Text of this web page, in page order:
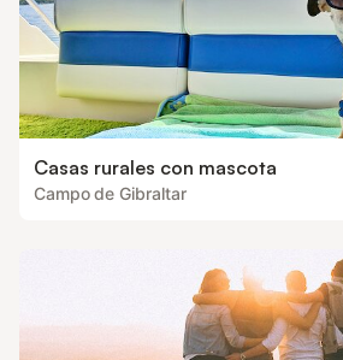
Casas rurales con mascota
Campo de Gibraltar